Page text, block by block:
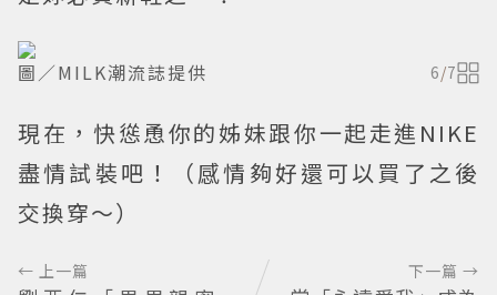
圖／MILK潮流誌提供 6/7
現在，快慫恿你的姊妹跟你一起走進NIKE
盡情試裝吧！（感情夠好還可以買了之後
交換穿～）
← 上一篇 下一篇 →